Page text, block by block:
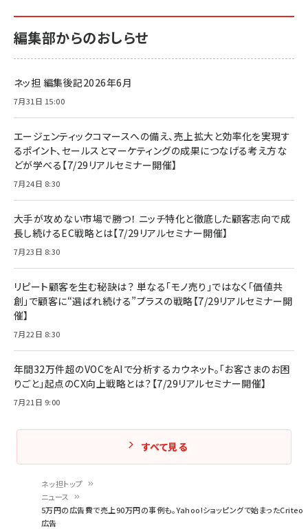
ネッ担トップ
ニュース
5万円の広告費で売上90万円の事例も。Yahoo!ショッピングで始まったCriteo
広告
編集部からのおしらせ
ネッ担 編集後記2026年6月
7月31日 15:00
エージェンティックコマースへの備え、売上拡大と効率化を実現す
るポイント、セールスとマーケティングの成果につなげる考え方な
どが学べる【7/29リアルセミナー開催】
7月24日 8:30
大手が攻めない市場で勝つ！ ニッチ特化と徹底した顧客志向で成
長し続けるEC戦略とは【7/29リアルセミナー開催】
7月23日 8:30
リピート顧客を生む秘訣は？ 単なる「モノ売り」ではなく「価値共
創」で顧客に“選ばれ続ける”プラスの戦略【7/29リアルセミナー開
催】
7月22日 8:30
年間32万件超のVOCをAIで分析するカウネット。「お客さまのお困
りごと」起点のCX向上戦略とは？【7/29リアルセミナー開催】
7月21日 9:00
すべて見る